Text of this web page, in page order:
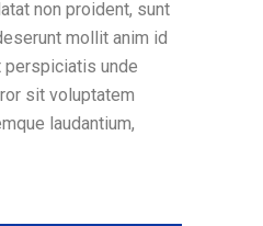
non proident, sunt
mollit anim id
perspiciatis unde
sit voluptatem
laudantium,